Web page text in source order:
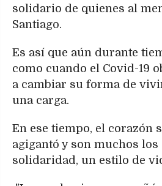
solidario de quienes al
Santiago.
Es así que aún durante
como cuando el Covid-19
a cambiar su forma de
una carga.
En ese tiempo, el corazón
agigantó y son muchos
solidaridad, un estilo de